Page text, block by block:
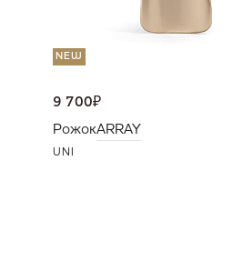
NEW
9 700₽
РожокARRAY
UNI